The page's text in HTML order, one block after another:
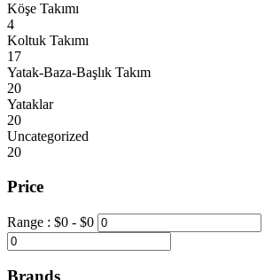
Köşe Takımı
4
Koltuk Takımı
17
Yatak-Baza-Başlık Takım
20
Yataklar
20
Uncategorized
20
Price
Range : $0 - $0
Brands